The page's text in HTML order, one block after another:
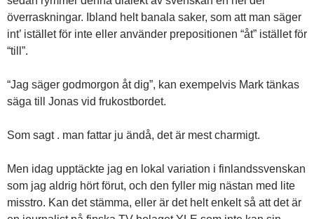
överraskningar. Ibland helt banala saker, som att man säger
int’ istället för inte eller använder prepositionen “åt” istället för
“till”.
“Jag säger godmorgon åt dig”, kan exempelvis Mark tänkas
säga till Jonas vid frukostbordet.
Som sagt . man fattar ju ändå, det är mest charmigt.
Men idag upptäckte jag en lokal variation i finlandssvenskan
som jag aldrig hört förut, och den fyller mig nästan med lite
misstro. Kan det stämma, eller är det helt enkelt så att det är